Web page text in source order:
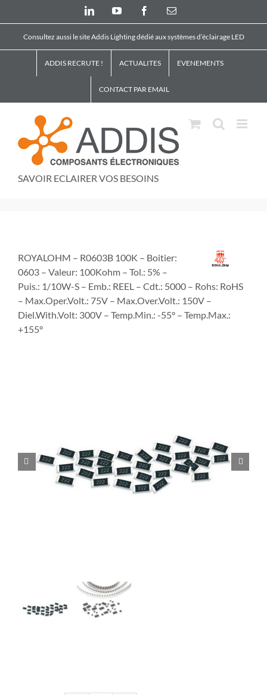
LinkedInYouTube FacebookEmail
Consultez aussi le site Addis Lighting dédié aux systèmes d’éclairage LED
ADDIS RECRUTE ! ACTUALITES EVENEMENTS
CONTACT PAR EMAIL
SAVOIR ECLAIRER VOS BESOINS
ROYALOHM – R0603B 100K – Boitier:
0603 – Valeur: 100Kohm – Tol.: 5% –
Puis.: 1/10W-S – Emb.: REEL – Cdt.: 5000 – Rohs: RoHS
– Max.Oper.Volt.: 75V – Max.Over.Volt.: 150V –
Diel.With.Volt: 300V – Temp.Min.: -55° – Temp.Max.:
+155°
 